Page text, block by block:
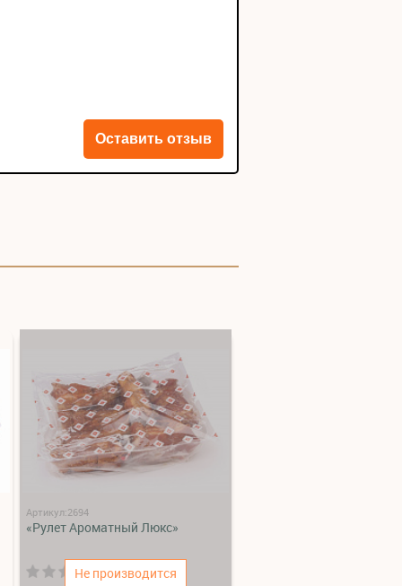
Не производится
Артикул:2694
«Рулет Ароматный Люкс»
(0)